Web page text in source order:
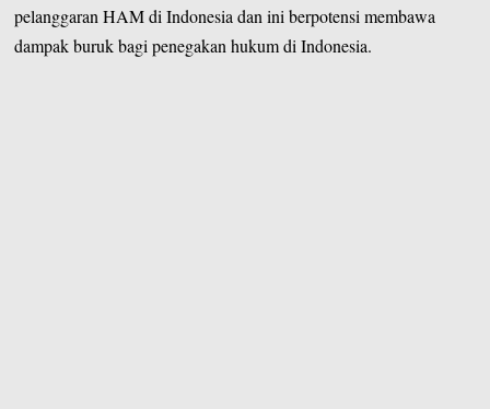
pelanggaran HAM di Indonesia dan ini berpotensi membawa
dampak buruk bagi penegakan hukum di Indonesia.